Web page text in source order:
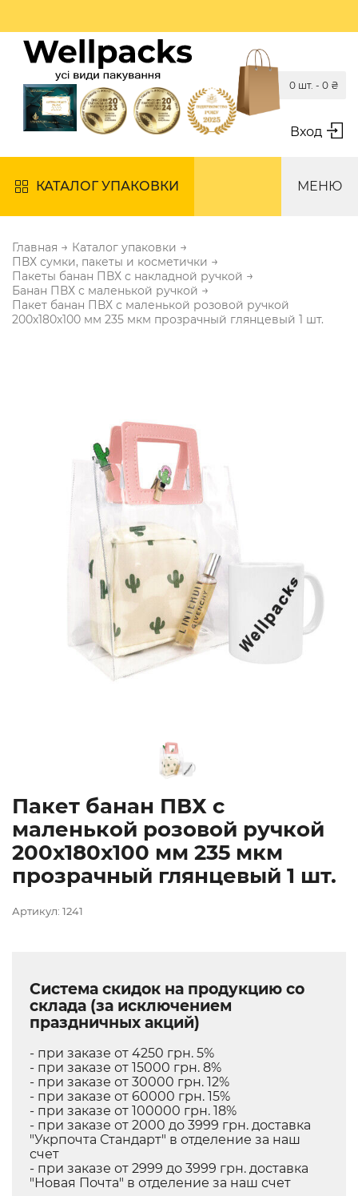
Вход
0 шт. - 0 ₴
КАТАЛОГ УПАКОВКИ МЕНЮ
Главная → Каталог упаковки →
ПВХ сумки, пакеты и косметички →
Пакеты банан ПВХ с накладной ручкой →
Банан ПВХ с маленькой ручкой →
Пакет банан ПВХ с маленькой розовой ручкой
200х180х100 мм 235 мкм прозрачный глянцевый 1 шт.
Пакет банан ПВХ с
маленькой розовой ручкой
200х180х100 мм 235 мкм
прозрачный глянцевый 1 шт.
Артикул: 1241
Система скидок на продукцию со
склада (за исключением
праздничных акций)
- при заказе от 4250 грн. 5%
- при заказе от 15000 грн. 8%
- при заказе от 30000 грн. 12%
- при заказе от 60000 грн. 15%
- при заказе от 100000 грн. 18%
- при заказе от 2000 до 3999 грн. доставка
"Укрпочта Стандарт" в отделение за наш
счет
- при заказе от 2999 до 3999 грн. доставка
"Новая Почта" в отделение за наш счет